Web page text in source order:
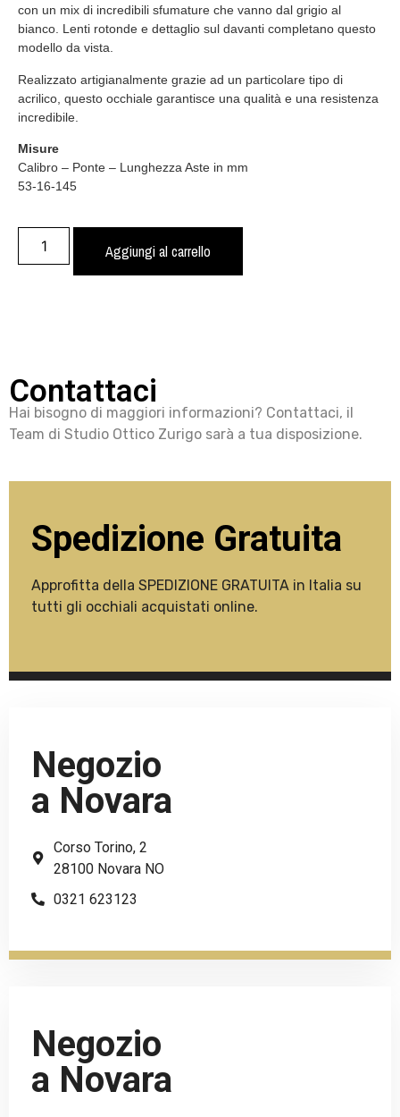
con un mix di incredibili sfumature che vanno dal grigio al
bianco. Lenti rotonde e dettaglio sul davanti completano questo
modello da vista.
Realizzato artigianalmente grazie ad un particolare tipo di
acrilico, questo occhiale garantisce una qualità e una resistenza
incredibile.
Misure
Calibro – Ponte – Lunghezza Aste in mm
53-16-145
Aggiungi al carrello
Contattaci
Hai bisogno di maggiori informazioni? Contattaci, il
Team di Studio Ottico Zurigo sarà a tua disposizione.
Spedizione Gratuita
Approfitta della SPEDIZIONE GRATUITA in Italia su
tutti gli occhiali acquistati online.
Negozio
a Novara
Corso Torino, 2
28100 Novara NO
0321 623123
Negozio
a Novara